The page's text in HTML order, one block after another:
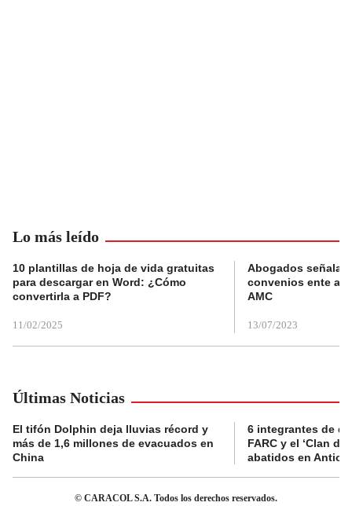
Lo más leído
10 plantillas de hoja de vida gratuitas
para descargar en Word: ¿Cómo
convertirla a PDF?
11/02/2025
Abogados
convenios ente
AMC
13/07/2023
Últimas Noticias
El tifón Dolphin deja lluvias récord y
más de 1,6 millones de evacuados en
China
6 integrantes de
FARC y el ‘Clan
abatidos en
© CARACOL S.A. Todos los derechos reservados.